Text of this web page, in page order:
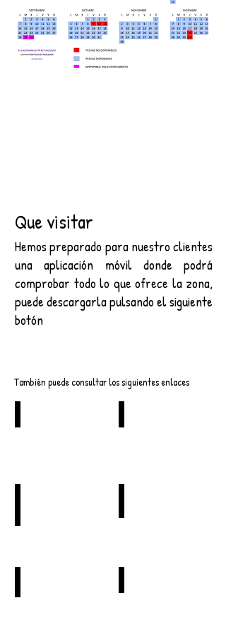
Que visitar
Hemos preparado para nuestro clientes
una aplicación móvil donde podrá
comprobar todo lo que ofrece la zona,
puede descargarla pulsando el siguiente
botón
También puede consultar los siguientes enlaces